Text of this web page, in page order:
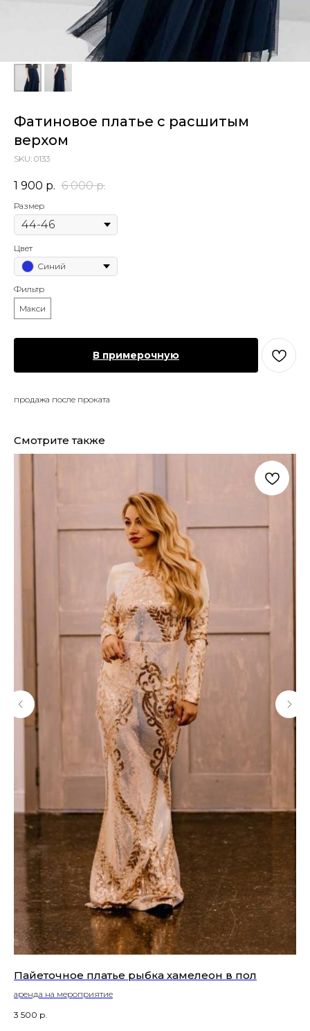
Фатиновое платье с расшитым
верхом
SKU: 0133
1 900 р. 6 000 р.
Размер
Цвет
Синий
Фильтр
Макси
В примерочную
продажа после проката
Смотрите также
Пайеточное платье рыбка хамелеон в пол
аренда на мероприятие
3 500 р.